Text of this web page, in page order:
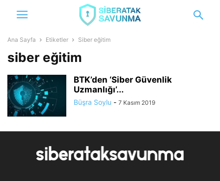
Ana Sayfa Etiketler Siber eğitim
siber eğitim
BTK’den ‘Siber Güvenlik
Uzmanlığı’...
Büşra Soylu - 7 Kasım 2019